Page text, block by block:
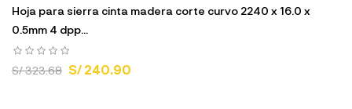
Hoja para sierra cinta madera corte curvo 2240 x 16.0 x
0.5mm 4 dpp...
S/ 323.68 S/ 240.90